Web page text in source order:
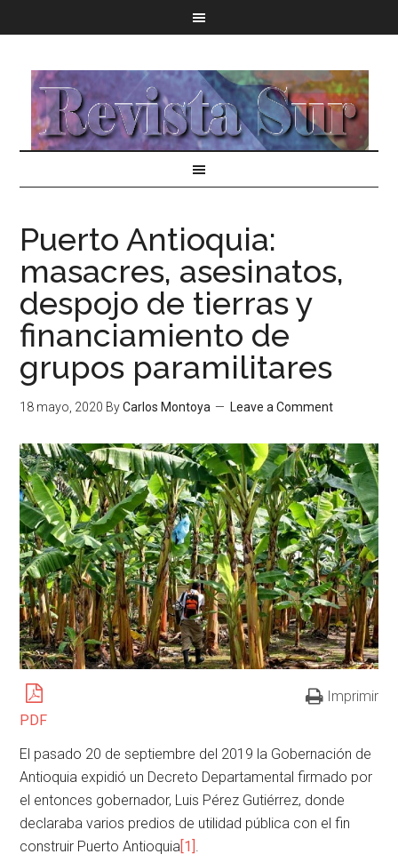
Puerto Antioquia:
masacres, asesinatos,
despojo de tierras y
financiamiento de
grupos paramilitares
18 mayo, 2020 ByCarlos Montoya Leave a Comment
PDF
Imprimir
El pasado 20 de septiembre del 2019 la Gobernación de
Antioquia expidió un Decreto Departamental firmado por
el entonces gobernador, Luis Pérez Gutiérrez, donde
declaraba varios predios de utilidad pública con el fin
construir Puerto Antioquia[1]